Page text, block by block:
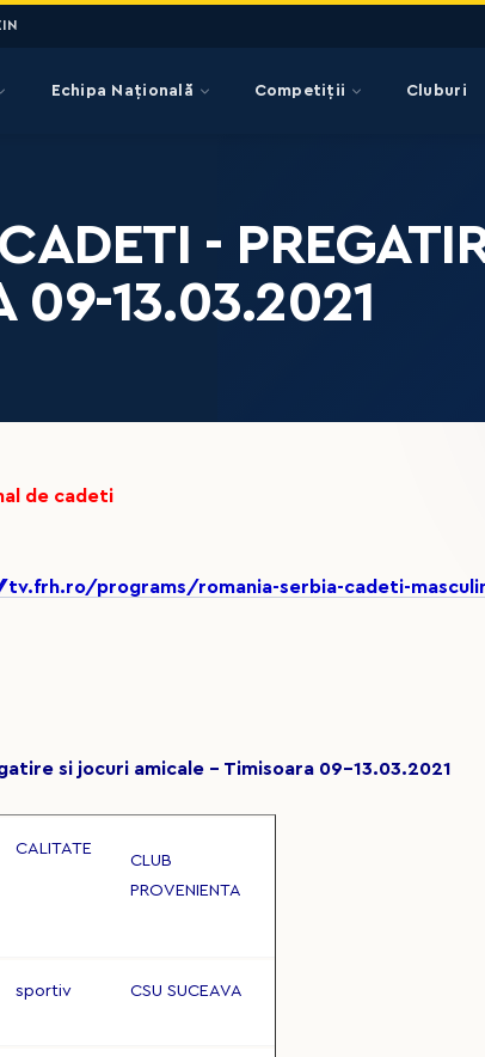
Echipa Națională Competiții Cluburi
-
09-13.03.2021
de cadeti
programs/romania-serbia-cadeti-
si jocuri amicale - Timisoara 09-13.03.2021
CALITATE
CLUB
PROVENIENTA
sportiv CSU SUCEAVA